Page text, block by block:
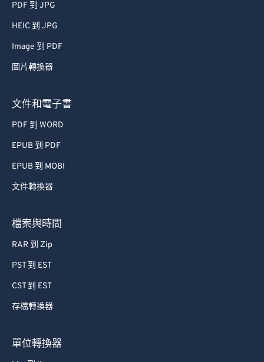
PDF 到 JPG
HEIC 到 JPG
Image 到 PDF
圖片轉換器
文件和電子書
PDF 到 WORD
EPUB 到 PDF
EPUB 到 MOBI
文件轉換器
檔案與時間
RAR 到 Zip
PST 到 EST
CST 到 EST
存檔轉換器
單位轉換器